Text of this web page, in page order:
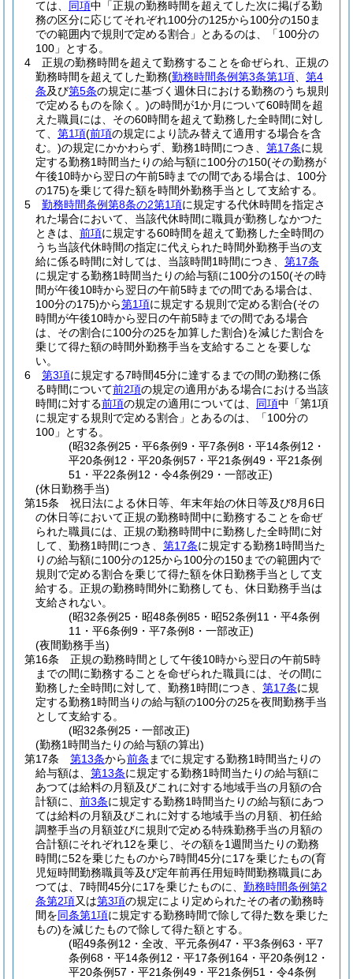
ては、 同項中「正規の勤務時間を超えてした次に掲げる勤
務の区分に応じてそれぞれ100分の125から100分の150ま
での範囲内で規則で定める割合」とあるのは、「100分の
100」とする。
4
正規の勤務時間を超えて勤務することを命ぜられ、正規の
勤務時間を超えてした勤務(勤務時間条例第3条第1項
第4
条及び第5条の規定に基づく週休日における勤務のうち規則
で定めるものを除く。)の時間が1か月について60時間を超
えた職員には、その60時間を超えて勤務した全時間に対し
て、 第1項(前項の規定により読み替えて適用する場合を含
む。)の規定にかかわらず、勤務1時間につき、 第17条に規
定する勤務1時間当たりの給与額に100分の150(その勤務が
午後10時から翌日の午前5時までの間である場合は、100分
の175)を乗じて得た額を時間外勤務手当として支給する。
5
勤務時間条例第8条の2第1項に規定する代休時間を指定さ
れた場合において、当該代休時間に職員が勤務しなかつた
ときは、 前項に規定する60時間を超えて勤務した全時間の
うち当該代休時間の指定に代えられた時間外勤務手当の支
給に係る時間に対しては、当該時間1時間につき、 第17条
に規定する勤務1時間当たりの給与額に100分の150(その時
間が午後10時から翌日の午前5時までの間である場合は、
100分の175)から第1項に規定する規則で定める割合(その
時間が午後10時から翌日の午前5時までの間である場合
は、その割合に100分の25を加算した割合)を減じた割合を
乗じて得た額の時間外勤務手当を支給することを要しな
い。
6
第3項に規定する7時間45分に達するまでの間の勤務に係
る時間について前2項の規定の適用がある場合における当該
時間に対する前項の規定の適用については、 同項中「第1項
に規定する規則で定める割合」とあるのは、「100分の
100」とする。
(昭32条例25・平6条例9・平7条例8・平14条例12・
平20条例12・平20条例57・平21条例49・平21条例
51・平22条例12・令4条例29・一部改正)
(休日勤務手当)
第15条
祝日法による休日等、年末年始の休日等及び8月6日
の休日等において正規の勤務時間中に勤務することを命ぜ
られた職員には、正規の勤務時間中に勤務した全時間に対
して、勤務1時間につき、 第17条に規定する勤務1時間当た
りの給与額に100分の125から100分の150までの範囲内で
規則で定める割合を乗じて得た額を休日勤務手当として支
給する。 正規の勤務時間外に勤務しても、休日勤務手当は
支給されない。
(昭32条例25・昭48条例85・昭52条例11・平4条例
11・平6条例9・平7条例8・一部改正)
(夜間勤務手当)
第16条
正規の勤務時間として午後10時から翌日の午前5時
までの間に勤務することを命ぜられた職員には、その間に
勤務した全時間に対して、勤務1時間につき、 第17条に規
定する勤務1時間当りの給与額の100分の25を夜間勤務手当
として支給する。
(昭32条例25・一部改正)
(勤務1時間当たりの給与額の算出)
第17条
第13条から前条 までに規定する勤務1時間当たりの
給与額は、 第13条に規定する勤務1時間当たりの給与額に
あつては給料の月額及びこれに対する地域手当の月額の合
計額に、 前3条に規定する勤務1時間当たりの給与額にあつ
ては給料の月額及びこれに対する地域手当の月額、初任給
調整手当の月額並びに規則で定める特殊勤務手当の月額の
合計額にそれぞれ12を乗じ、その額を1週間当たりの勤務
時間に52を乗じたものから7時間45分に17を乗じたもの(育
児短時間勤務職員等及び定年前再任用短時間勤務職員にあ
つては、7時間45分に17を乗じたものに、 勤務時間条例第2
条第2項又は第3項の規定により定められたその者の勤務時
間を同条第1項に規定する勤務時間で除して得た数を乗じた
もの)を減じたもので除して得た額とする。
(昭49条例12・全改、平元条例47・平3条例63・平7
条例68・平14条例12・平17条例164・平20条例12・
平20条例57・平21条例49・平21条例51・令4条例